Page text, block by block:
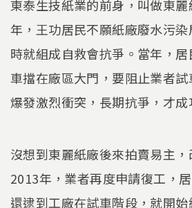
東泰生技紙業的前身，叫做東
年，王功居民不願紙廠廢水污
時就組成自救會抗爭。當年，
車擋在廠區大門，要阻止業者
爆發激烈衝突，長期抗爭，才成
沒想到東麗紙廠後來拍賣易主，
2013年，業者再度申請復工，
還逮到工廠在試車階段，就開